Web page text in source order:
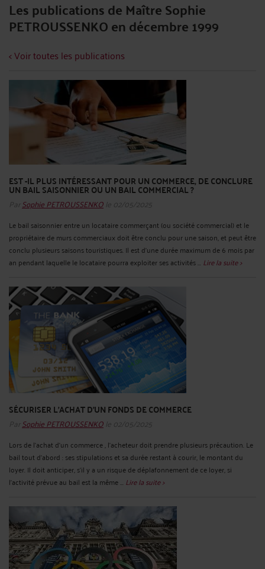
Les publications de Maître Sophie
PETROUSSENKO en décembre 1999
< Voir toutes les publications
EST -IL PLUS INTÉRESSANT POUR UN COMMERCE, DE CONCLURE
UN BAIL SAISONNIER OU UN BAIL COMMERCIAL ?
Par Sophie PETROUSSENKO le 02/05/2025
Le bail saisonnier entre un locataire commerçant (ou société commercial) et le
propriétaire de murs commerciaux doit être conclu pour une saison, et peut être
conclu plusieurs saisons touristiques. Il est d’une durée maximum de 6 mois par
an pendant laquelle le locataire pourra exploiter ses activités ... Lire la suite >
SÉCURISER L’ACHAT D’UN FONDS DE COMMERCE
Par Sophie PETROUSSENKO le 02/05/2025
Lors de l’achat d’un commerce , l’acheteur doit prendre plusieurs précaution. Le
bail tout d’abord : ses stipulations et sa durée restant à courir, le montant du
loyer. Il doit anticiper, s’il y a un risque de déplafonnement de ce loyer, si
l’activité prévue au bail est la même ... Lire la suite >